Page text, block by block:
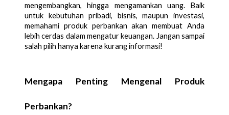
mengembangkan, hingga mengamankan uang. Baik
untuk kebutuhan pribadi, bisnis, maupun investasi,
memahami produk perbankan akan membuat Anda
lebih cerdas dalam mengatur keuangan. Jangan sampai
salah pilih hanya karena kurang informasi!
Mengapa Penting Mengenal Produk
Perbankan?